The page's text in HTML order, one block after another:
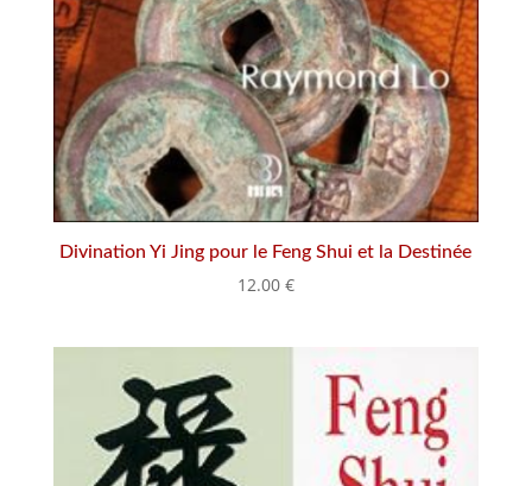
Divination Yi Jing pour le Feng Shui et la Destinée
12.00 €